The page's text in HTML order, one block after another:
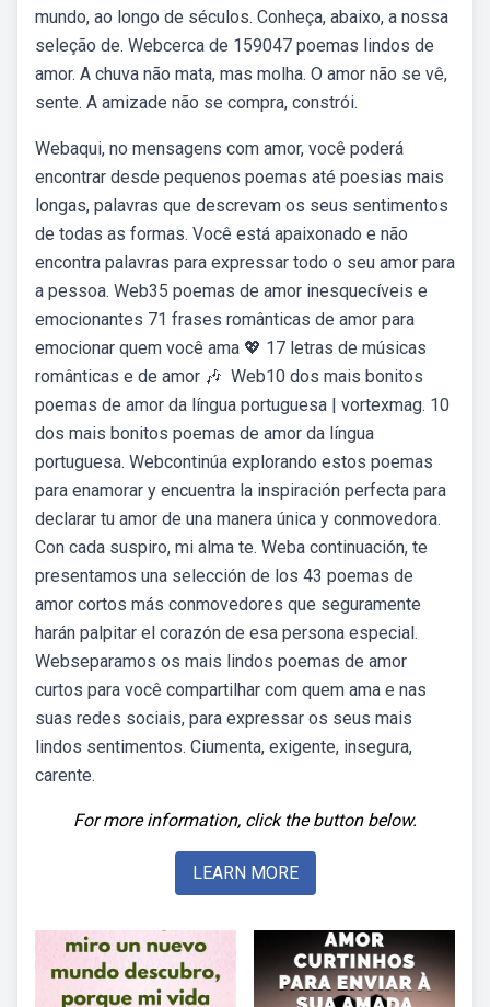
mundo, ao longo de séculos. Conheça, abaixo, a nossa
seleção de. Webcerca de 159047 poemas lindos de
amor. A chuva não mata, mas molha. O amor não se vê,
sente. A amizade não se compra, constrói.
Webaqui, no mensagens com amor, você poderá
encontrar desde pequenos poemas até poesias mais
longas, palavras que descrevam os seus sentimentos
de todas as formas. Você está apaixonado e não
encontra palavras para expressar todo o seu amor para
a pessoa. Web35 poemas de amor inesquecíveis e
emocionantes 71 frases românticas de amor para
emocionar quem você ama 💖 17 letras de músicas
românticas e de amor 🎶 ️ Web10 dos mais bonitos
poemas de amor da língua portuguesa | vortexmag. 10
dos mais bonitos poemas de amor da língua
portuguesa. Webcontinúa explorando estos poemas
para enamorar y encuentra la inspiración perfecta para
declarar tu amor de una manera única y conmovedora.
Con cada suspiro, mi alma te. Weba continuación, te
presentamos una selección de los 43 poemas de
amor cortos más conmovedores que seguramente
harán palpitar el corazón de esa persona especial.
Webseparamos os mais lindos poemas de amor
curtos para você compartilhar com quem ama e nas
suas redes sociais, para expressar os seus mais
lindos sentimentos. Ciumenta, exigente, insegura,
carente.
For more information, click the button below.
LEARN MORE